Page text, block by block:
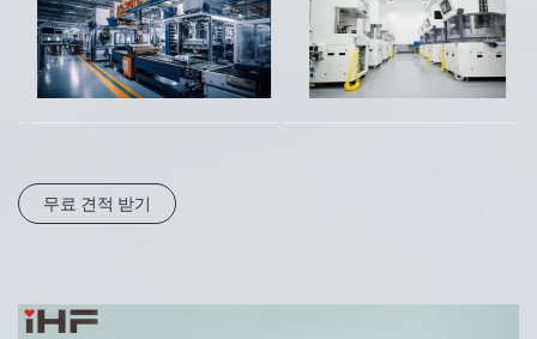
무료 견적 받기